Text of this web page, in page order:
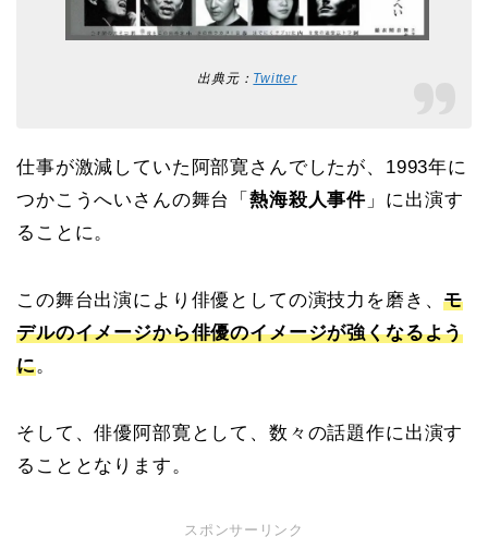
出典元： Twitter
仕事が激減していた阿部寛さんでしたが、1993年に
つかこうへいさんの舞台「熱海殺人事件 」に出演す
ることに。
この舞台出演により俳優としての演技力を磨き、モ
デルのイメージから俳優のイメージが強くなるよう
に。
そして、俳優阿部寛として、数々の話題作に出演す
ることとなります。
スポンサーリンク